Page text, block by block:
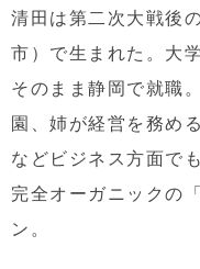
清田は第二次大戦後
市）で生まれた。大
そのまま静岡で就職
園、姉が経営を務め
などビジネス方面で
完全オーガニックの
ン。